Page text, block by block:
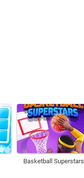
Basketball Superstars